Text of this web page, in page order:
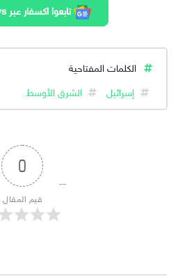
تابعوا اكسفار عبر google News
الكلمات المفتاحية
إسرائيل
الشرق الأوسط
0
قيم المقال